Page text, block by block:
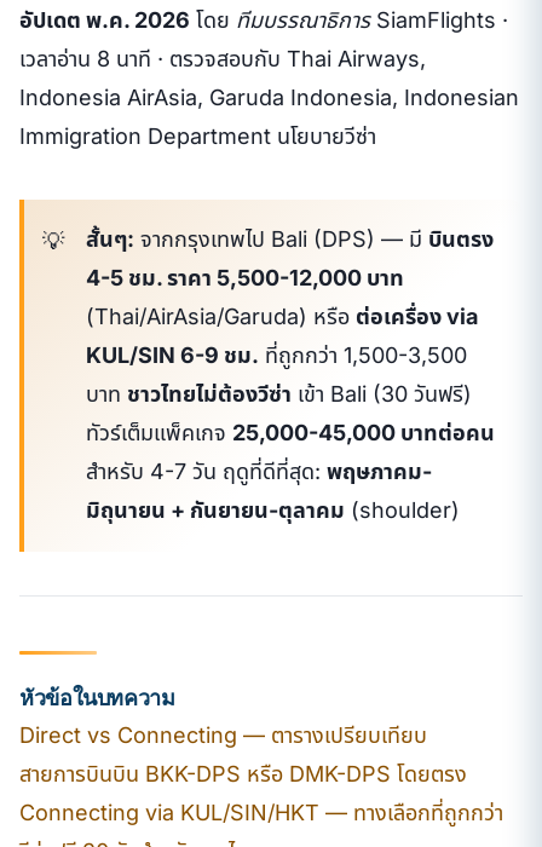
อัปเดต พ.ค. 2026 โดย ทีมบรรณาธิการ SiamFlights ·
เวลาอ่าน 8 นาที · ตรวจสอบกับ Thai Airways,
Indonesia AirAsia, Garuda Indonesia, Indonesian
Immigration Department นโยบายวีซ่า
สั้นๆ: จากกรุงเทพไป Bali (DPS) — มี บินตรง
4-5 ชม. ราคา 5,500-12,000 บาท
(Thai/AirAsia/Garuda) หรือ ต่อเครื่อง via
KUL/SIN 6-9 ชม. ที่ถูกกว่า 1,500-3,500
บาท ชาวไทยไม่ต้องวีซ่า เข้า Bali (30 วันฟรี)
ทัวร์เต็มแพ็คเกจ 25,000-45,000 บาทต่อคน
สำหรับ 4-7 วัน ฤดูที่ดีที่สุด:พฤษภาคม-
มิถุนายน + กันยายน-ตุลาคม (shoulder)
หัวข้อในบทความ
Direct vs Connecting — ตารางเปรียบเทียบ
สายการบินบิน BKK-DPS หรือ DMK-DPS โดยตรง
Connecting via KUL/SIN/HKT — ทางเลือกที่ถูกกว่า